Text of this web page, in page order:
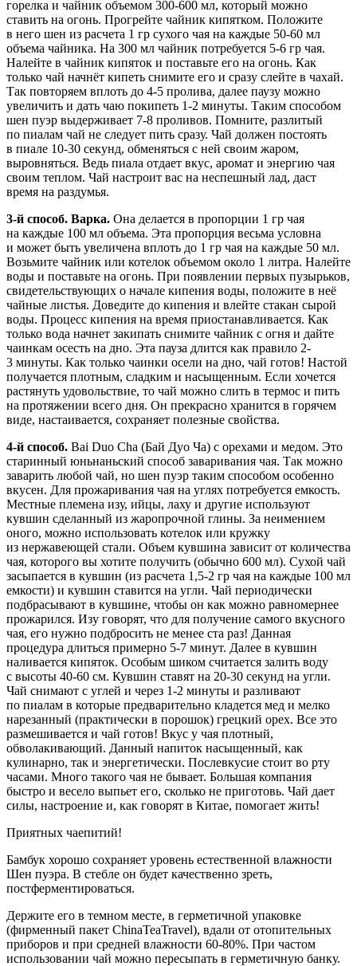
горелка и чайник объемом 300-600 мл, который можно
ставить на огонь. Прогрейте чайник кипятком. Положите
в него шен из расчета 1 гр сухого чая на каждые 50-60 мл
объема чайника. На 300 мл чайник потребуется 5-6 гр чая.
Налейте в чайник кипяток и поставьте его на огонь. Как
только чай начнёт кипеть снимите его и сразу слейте в чахай.
Так повторяем вплоть до 4-5 пролива, далее паузу можно
увеличить и дать чаю покипеть 1-2 минуты. Таким способом
шен пуэр выдерживает 7-8 проливов. Помните, разлитый
по пиалам чай не следует пить сразу. Чай должен постоять
в пиале 10-30 секунд, обменяться с ней своим жаром,
выровняться. Ведь пиала отдает вкус, аромат и энергию чая
своим теплом. Чай настроит вас на неспешный лад, даст
время на раздумья.
3-й способ. Варка. Она делается в пропорции 1 гр чая
на каждые 100 мл объема. Эта пропорция весьма условна
и может быть увеличена вплоть до 1 гр чая на каждые 50 мл.
Возьмите чайник или котелок объемом около 1 литра. Налейте
воды и поставьте на огонь. При появлении первых пузырьков,
свидетельствующих о начале кипения воды, положите в неё
чайные листья. Доведите до кипения и влейте стакан сырой
воды. Процесс кипения на время приостанавливается. Как
только вода начнет закипать снимите чайник с огня и дайте
чаинкам осесть на дно. Эта пауза длится как правило 2-
3 минуты. Как только чаинки осели на дно, чай готов! Настой
получается плотным, сладким и насыщенным. Если хочется
растянуть удовольствие, то чай можно слить в термос и пить
на протяжении всего дня. Он прекрасно хранится в горячем
виде, настаивается, сохраняет полезные свойства.
4-й способ. Bai Duo Cha (Бай Дуо Ча) с орехами и медом. Это
старинный юньнаньский способ заваривания чая. Так можно
заварить любой чай, но шен пуэр таким способом особенно
вкусен. Для прожаривания чая на углях потребуется емкость.
Местные племена изу, ийцы, лаху и другие используют
кувшин сделанный из жаропрочной глины. За неимением
оного, можно использовать котелок или кружку
из нержавеющей стали. Объем кувшина зависит от количества
чая, которого вы хотите получить (обычно 600 мл). Сухой чай
засыпается в кувшин (из расчета 1,5-2 гр чая на каждые 100 мл
емкости) и кувшин ставится на угли. Чай периодически
подбрасывают в кувшине, чтобы он как можно равномернее
прожарился. Изу говорят, что для получение самого вкусного
чая, его нужно подбросить не менее ста раз! Данная
процедура длиться примерно 5-7 минут. Далее в кувшин
наливается кипяток. Особым шиком считается залить воду
с высоты 40-60 см. Кувшин ставят на 20-30 секунд на угли.
Чай снимают с углей и через 1-2 минуты и разливают
по пиалам в которые предварительно кладется мед и мелко
нарезанный (практически в порошок) грецкий орех. Все это
размешивается и чай готов! Вкус у чая плотный,
обволакивающий. Данный напиток насыщенный, как
кулинарно, так и энергетически. Послевкусие стоит во рту
часами. Много такого чая не бывает. Большая компания
быстро и весело выпьет его, сколько не приготовь. Чай дает
силы, настроение и, как говорят в Китае, помогает жить!
Приятных чаепитий!
Бамбук хорошо сохраняет уровень естественной влажности
Шен пуэра. В стебле он будет качественно зреть,
постферментироваться.
Держите его в темном месте, в герметичной упаковке
(фирменный пакет ChinaTeaTravel), вдали от отопительных
приборов и при средней влажности 60-80%. При частом
использовании чай можно пересыпать в герметичную банку.